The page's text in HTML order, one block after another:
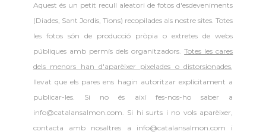
Aquest és un petit recull aleatori defotos d'esdeveniments
(Diades, Sant Jordis, Tions) recopilades als nostre sites. Totes
les fotos són de producció pròpia o extretes de webs
públiques amb permís dels organitzadors.Totes les cares
dels menors han d'aparèixer pixelades o distorsionades,
llevat que els pares ens hagin autoritzar explícitament a
publicar-les. Si no és així fes-nos-ho saber a
info@catalansalmon.com. Si hi surts i no vols aparèixer,
contacta amb nosaltres a info@catalansalmon.com i